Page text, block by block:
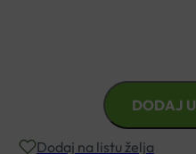
OD
DODAJ
Dodaj na listu želja